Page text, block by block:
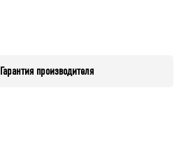
Гарантия производителя